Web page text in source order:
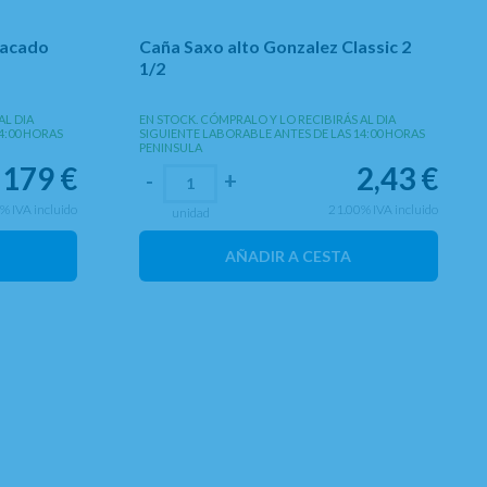
DIA
HORAS
179€
IVA incluido
Caña Saxo alto Gonzalez Classic 2
1/2
EN STOCK. CÓMPRALO Y LO RECIBIRÁS AL DIA
SIGUIENTE LABORABLE ANTES DE LAS 14:00 HORAS
PENINSULA
2,43€
21.00% IVA incluido
- +
unidad
AÑADIR A CESTA